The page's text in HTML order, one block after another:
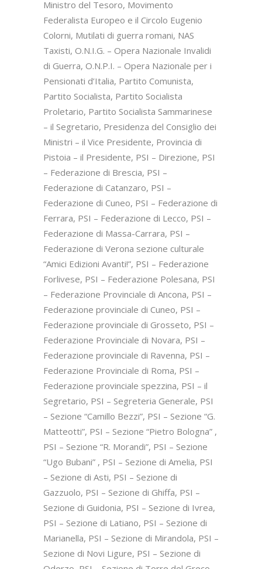
Ministro del Tesoro, Movimento
Federalista Europeo e il Circolo Eugenio
Colorni, Mutilati di guerra romani, NAS
Taxisti, O.N.I.G. – Opera Nazionale Invalidi
di Guerra, O.N.P.I. – Opera Nazionale per i
Pensionati d’Italia, Partito Comunista,
Partito Socialista, Partito Socialista
Proletario, Partito Socialista Sammarinese
– il Segretario, Presidenza del Consiglio dei
Ministri – il Vice Presidente, Provincia di
Pistoia – il Presidente, PSI – Direzione, PSI
– Federazione di Brescia, PSI –
Federazione di Catanzaro, PSI –
Federazione di Cuneo, PSI – Federazione di
Ferrara, PSI – Federazione di Lecco, PSI –
Federazione di Massa-Carrara, PSI –
Federazione di Verona sezione culturale
“Amici Edizioni Avanti!”, PSI – Federazione
Forlivese, PSI – Federazione Polesana, PSI
– Federazione Provinciale di Ancona, PSI –
Federazione provinciale di Cuneo, PSI –
Federazione provinciale di Grosseto, PSI –
Federazione Provinciale di Novara, PSI –
Federazione provinciale di Ravenna, PSI –
Federazione Provinciale di Roma, PSI –
Federazione provinciale spezzina, PSI – il
Segretario, PSI – Segreteria Generale, PSI
– Sezione “Camillo Bezzi”, PSI – Sezione “G.
Matteotti”, PSI – Sezione “Pietro Bologna” ,
PSI – Sezione “R. Morandi”, PSI – Sezione
“Ugo Bubani” , PSI – Sezione di Amelia, PSI
– Sezione di Asti, PSI – Sezione di
Gazzuolo, PSI – Sezione di Ghiffa, PSI –
Sezione di Guidonia, PSI – Sezione di Ivrea,
PSI – Sezione di Latiano, PSI – Sezione di
Marianella, PSI – Sezione di Mirandola, PSI –
Sezione di Novi Ligure, PSI – Sezione di